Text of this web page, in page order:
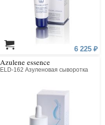
6 225 ₽
Azulene essence
ELD-162 Азуленовая сыворотка